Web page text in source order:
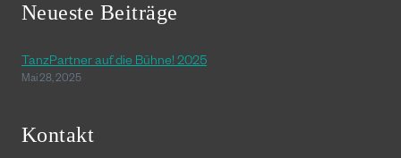
Neueste Beiträge
TanzPartner auf die Bühne! 2025
Mai 28, 2025
Kontakt